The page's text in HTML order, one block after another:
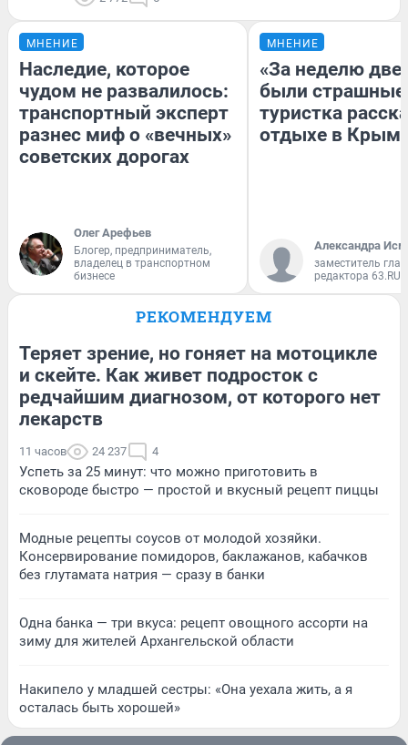
МНЕНИЕ
Наследие, которое
чудом не развалилось:
транспортный эксперт
разнес миф о «вечных»
советских дорогах
Олег Арефьев
Блогер, предприниматель,
владелец в транспортном
бизнесе
МНЕНИЕ
«За неделю две
были
туристка
отдыхе в
Александра
заместитель
редактора 63.RU
РЕКОМЕНДУЕМ
Теряет зрение, но гоняет на мотоцикле
и скейте. Как живет подросток с
редчайшим диагнозом, от которого нет
лекарств
11 часов 24 237 4
Успеть за 25 минут: что можно приготовить в
сковороде быстро — простой и вкусный рецепт пиццы
Модные рецепты соусов от молодой хозяйки.
Консервирование помидоров, баклажанов, кабачков
без глутамата натрия — сразу в банки
Одна банка — три вкуса: рецепт овощного ассорти на
зиму для жителей Архангельской области
Накипело у младшей сестры: «Она уехала жить, а я
осталась быть хорошей»